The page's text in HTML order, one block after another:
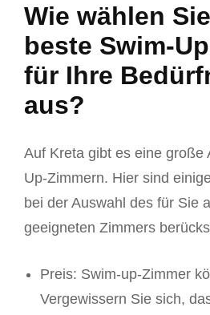
Wie wählen
beste Swim-
für Ihre
aus?
Auf Kreta gibt es eine große
Up-Zimmern. Hier sind
bei der Auswahl des für Sie
geeigneten Zimmers
Preis: Swim-up-Zimmer
Vergewissern Sie sich,